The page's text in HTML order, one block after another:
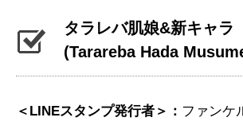
タラレバ肌娘&新キャラ
(Tarareba Hada
＜LINEスタンプ発行者＞： ファンケ